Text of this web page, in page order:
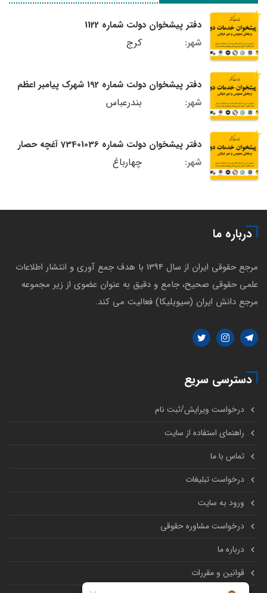
دفتر پیشخوان دولت شماره 1122
شهر:
کرج
دفتر پیشخوان دولت شماره 192 شهرک پیامبر اعظم
شهر:
بندرعباس
دفتر پیشخوان دولت شماره 73401036 آغچه حصار
شهر:
چهارباغ
درباره ما
مرجع حقوقی ایران از سال 1394 با هدف جمع آوری و انتشار اطلاعات
علمی حقوقی صحیح، جامع و دقیق به عنوان عضوی از زیر مجموعه
مرجع دانش ایران (سیویلیکا) فعالیت می کند.
دسترسی سریع
درخواست ویرایش/ثبت نام
راهنمای استفاده از سایت
تماس با ما
درخواست تبلیغات
ورود به سایت
درخواست مشاوره حقوقی
درباره ما
قوانین و مقررات